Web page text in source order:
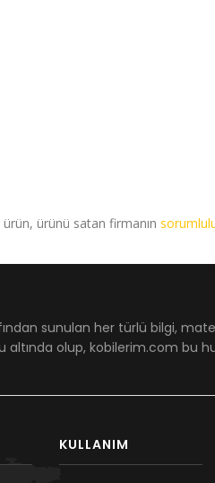
ürünü satan firmanın
sunulan her türlü bilgi,
altında olup, kobilerim.com bu
KULLANIM